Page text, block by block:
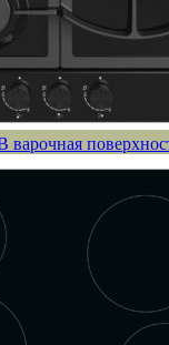
варочная